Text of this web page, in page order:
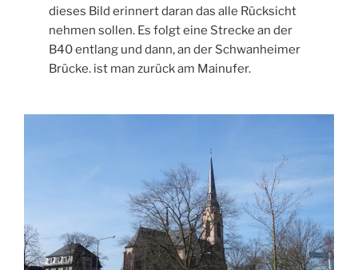
dieses Bild erinnert daran das alle Rücksicht
nehmen sollen. Es folgt eine Strecke an der
B40 entlang und dann, an der Schwanheimer
Brücke. ist man zurück am Mainufer.